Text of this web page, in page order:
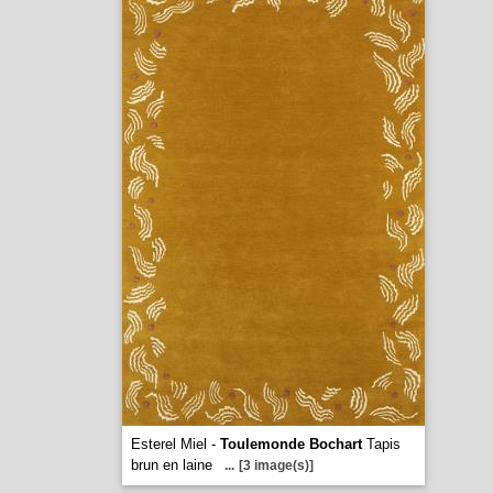
Esterel Miel - Toulemonde BochartTapis
brun en laine
... [3 image(s)]